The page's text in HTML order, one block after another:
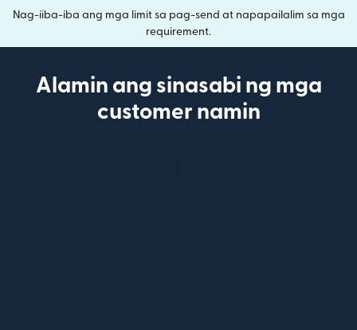
Nag-iiba-iba ang mga limit sa pag-send at napapailalim sa mga
requirement.
Alamin ang sinasabi ng mga
customer namin